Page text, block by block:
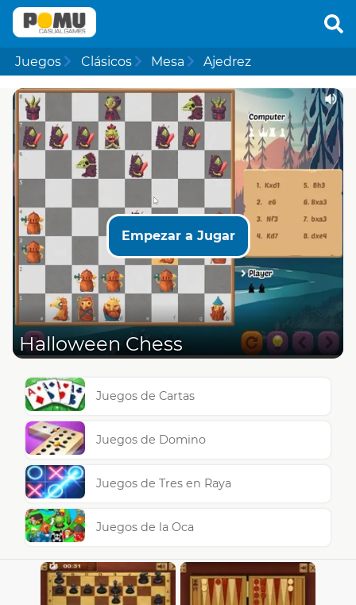
Juegos Clásicos Mesa Ajedrez
Empezar a Jugar
Halloween Chess
Juegos de Cartas
Juegos de Domino
Juegos de Tres en Raya
Juegos de la Oca